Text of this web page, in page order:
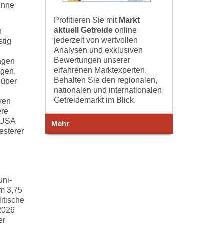
3,75
Profitieren Sie mit Markt
aktuell Getreide online
jederzeit von wertvollen
Analysen und exklusiven
Bewertungen unserer
erfahrenen Marktexperten.
Behalten Sie den regionalen,
nationalen und internationalen
Getreidemarkt im Blick.
Mehr